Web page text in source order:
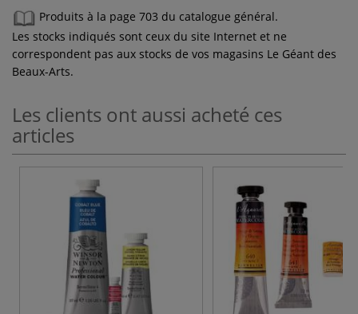
Produits à la page 703 du catalogue général.
Les stocks indiqués sont ceux du site Internet et ne
correspondent pas aux stocks de vos magasins Le Géant des
Beaux-Arts.
Les clients ont aussi acheté ces
articles